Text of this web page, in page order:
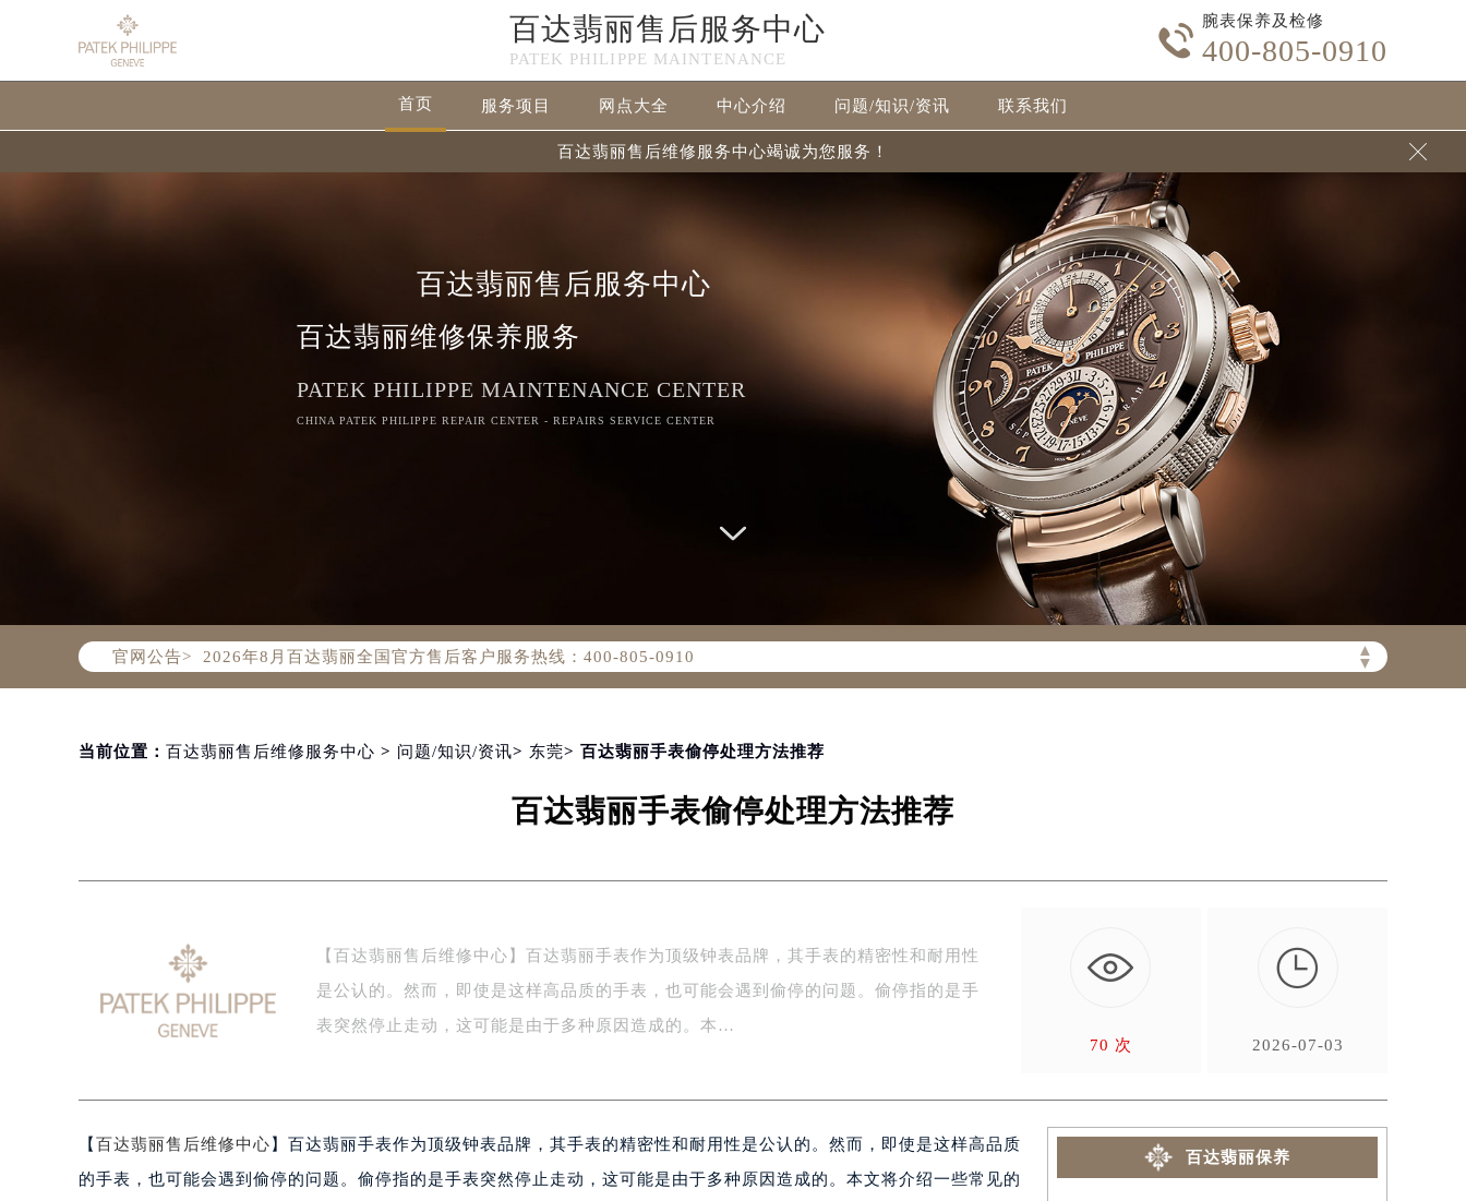
百达翡丽售后服务中心
PATEK PHILIPPE MAINTENANCE

腕表保养及检修
400-805-0910
首页 服务项目 网点大全 中心介绍 问题/知识/资讯 联系我们
百达翡丽售后维修服务中心竭诚为您服务！ 
百达翡丽售后服务中心
百达翡丽维修保养服务
PATEK PHILIPPE MAINTENANCE CENTER
CHINA PATEK PHILIPPE REPAIR CENTER - REPAIRS SERVICE CENTER
官网公告> ▲
▼
2026年8月百达翡丽全国官方售后客户服务热线：400-805-0910
百达翡丽官方全国统一服务热线400-805-0910，服务覆盖中国大陆、香港、澳门、台湾全部区域（非大陆需加拨“+86”）
2026年8月百达翡丽售后服务中心最新网点地址：
北京市东城区东长安街1号东方广场写字楼W3座6层602室（需提前预约）
上海市徐汇区虹桥路3号港汇中心写字楼2座37层3705室（需提前预约）
扬州市邗江区国展路29号星耀天地写字楼1号楼18层1803室（需提前预约）
盐城市盐都区世纪大道5号盐城金融城写字楼1号楼16层1604室（需提前预约）
泰州市海陵区永定东路399号置地商务中心东塔写字楼（华润万象城）17层1706室（需提前预约）
绍兴市越城区胜利东路379号世茂天际中心写字楼8层805室（需提前预约）
嘉兴市南湖区广益路705号嘉兴世界贸易中心写字楼A座13层1304室（需提前预约）
当前位置： 百达翡丽售后维修服务中心 > 问题/知识/资讯> 东莞> 百达翡丽手表偷停处理方法推荐
百达翡丽手表偷停处理方法推荐
【百达翡丽售后维修中心】百达翡丽手表作为顶级钟表品牌，其手表的精密性和耐用性
是公认的。然而，即使是这样高品质的手表，也可能会遇到偷停的问题。偷停指的是手
表突然停止走动，这可能是由于多种原因造成的。本…
70 次

2026-07-03
【 百达翡丽售后维修中心 】百达翡丽手表作为顶级钟表品牌，其手表的精密性和耐用性是公认的。然而，即使是这样高品质
的手表，也可能会遇到偷停的问题。偷停指的是手表突然停止走动，这可能是由于多种原因造成的。本文将介绍一些常见的
百达翡丽保养